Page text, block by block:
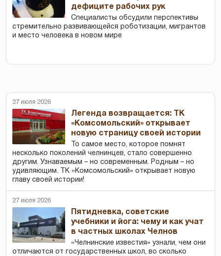
дефиците рабочих рук
Специалисты обсудили перспективы
стремительно развивающейся роботизации, мигрантов
и место человека в новом мире
27 июля 2026
Легенда возвращается: ТК
«Комсомольский» открывает
новую страницу своей истории
То самое место, которое помнят
несколько поколений челнинцев, стало совершенно
другим. Узнаваемым – но современным. Родным – но
удивляющим. ТК «Комсомольский» открывает новую
главу своей истории!
27 июля 2026
Пятидневка, советские
учебники и йога: чему и как учат
в частных школах Челнов
«Челнинские известия» узнали, чем они
отличаются от государственных школ, во сколько